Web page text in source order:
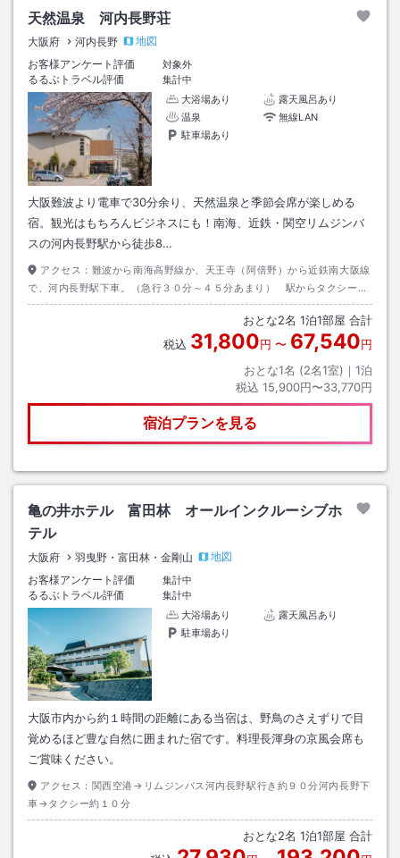
天然温泉 河内長野荘
大阪府 河内長野
地図
お客様アンケート評価
対象外
るるぶトラベル評価
集計中
大浴場あり
露天風呂あり
温泉
無線LAN
駐車場あり
大阪難波より電車で30分余り、天然温泉と季節会席が楽しめる
宿。観光はもちろんビジネスにも！南海、近鉄・関空リムジンバ
スの河内長野駅から徒歩8…
アクセス： 難波から南海高野線か、天王寺（阿倍野）から近鉄南大阪線
で、河内長野駅下車。（急行３０分～４５分あまり） 駅からタクシー利
用でワンメーター程。徒歩約８分、階段あり。ご送迎あり
おとな2名 1泊1部屋 合計
税込 31,800円 〜 67,540円
おとな1名 (2名1室)｜ 1泊
税込 15,900円〜33,770円
宿泊プランを見る
亀の井ホテル 富田林 オールインクルーシブホ
テル
大阪府 羽曳野・富田林・金剛山
地図
お客様アンケート評価
集計中
るるぶトラベル評価
集計中
大浴場あり
露天風呂あり
駐車場あり
大阪市内から約１時間の距離にある当宿は、野鳥のさえずりで目
覚めるほど豊な自然に囲まれた宿です。料理長渾身の京風会席も
ご賞味ください。
アクセス： 関西空港→リムジンバス河内長野駅行き約９０分河内長野下
車→タクシー約１０分
おとな2名 1泊1部屋 合計